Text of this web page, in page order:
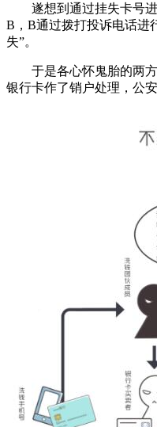
遂想到通过挂失卡号进
B，B通过拨打投诉电话进
失”。
于是各心怀鬼胎的两方
银行卡作了销户处理，公